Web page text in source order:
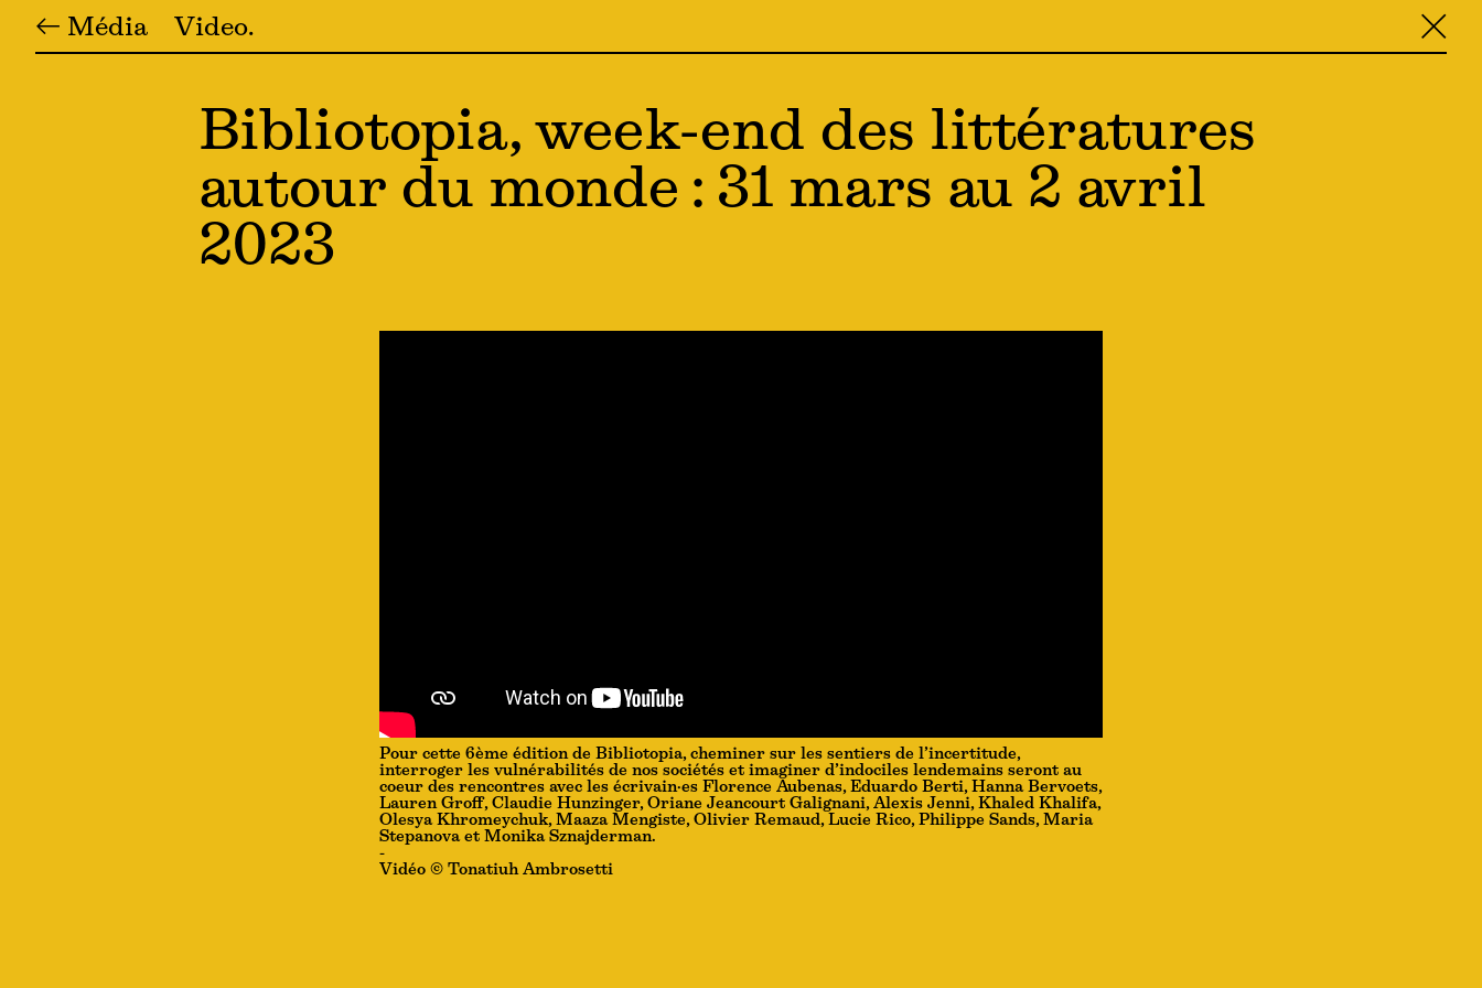
← Média Video ╳
Bibliotopia, week-end des littératures
autour du monde : 31 mars au 2 avril
2023
Pour cette 6ème édition de Bibliotopia, cheminer sur les sentiers de l’incertitude,
interroger les vulnérabilités de nos sociétés et imaginer d’indociles lendemains seront au
coeur des rencontres avec les écrivain·es Florence Aubenas, Eduardo Berti, Hanna Bervoets,
Lauren Groff, Claudie Hunzinger, Oriane Jeancourt Galignani, Alexis Jenni, Khaled Khalifa,
Olesya Khromeychuk, Maaza Mengiste, Olivier Remaud, Lucie Rico, Philippe Sands, Maria
Stepanova et Monika Sznajderman.
-
Vidéo © Tonatiuh Ambrosetti